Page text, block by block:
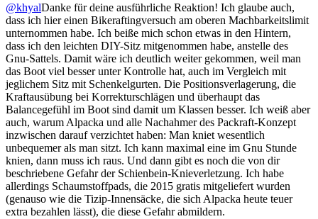
@khyalDanke für deine ausführliche Reaktion! Ich glaube auch,
dass ich hier einen Bikeraftingversuch am oberen Machbarkeitslimit
unternommen habe. Ich beiße mich schon etwas in den Hintern,
dass ich den leichten DIY-Sitz mitgenommen habe, anstelle des
Gnu-Sattels. Damit wäre ich deutlich weiter gekommen, weil man
das Boot viel besser unter Kontrolle hat, auch im Vergleich mit
jeglichem Sitz mit Schenkelgurten. Die Positionsverlagerung, die
Kraftausübung bei Korrekturschlägen und überhaupt das
Balancegefühl im Boot sind damit um Klassen besser. Ich weiß aber
auch, warum Alpacka und alle Nachahmer des Packraft-Konzept
inzwischen darauf verzichtet haben: Man kniet wesentlich
unbequemer als man sitzt. Ich kann maximal eine im Gnu Stunde
knien, dann muss ich raus. Und dann gibt es noch die von dir
beschriebene Gefahr der Schienbein-Knieverletzung. Ich habe
allerdings Schaumstoffpads, die 2015 gratis mitgeliefert wurden
(genauso wie die Tizip-Innensäcke, die sich Alpacka heute teuer
extra bezahlen lässt), die diese Gefahr abmildern.